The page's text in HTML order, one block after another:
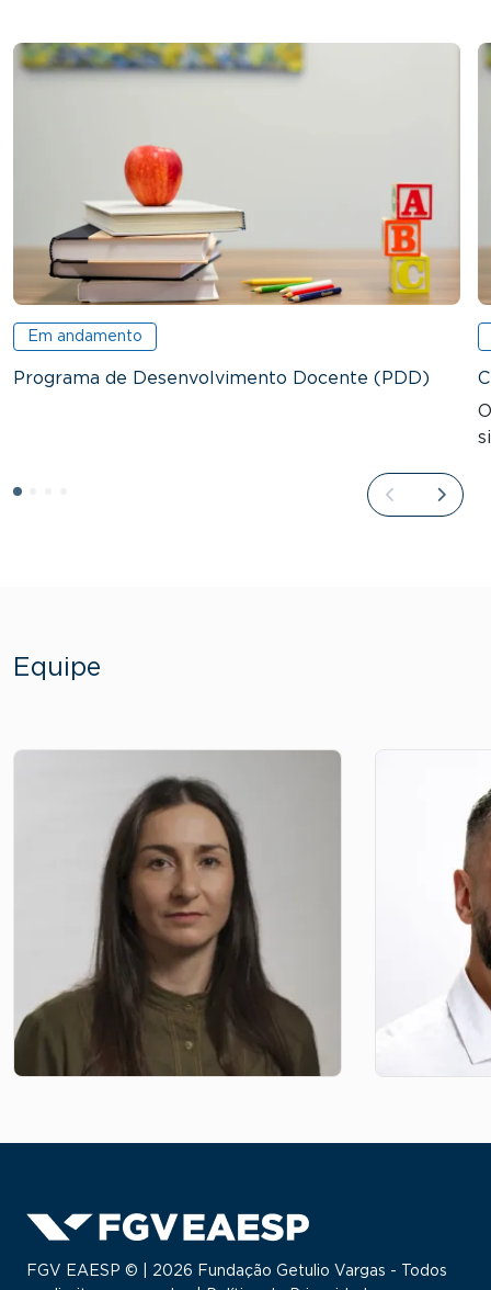
Em andamento
Programa de Desenvolvimento Docente (PDD)
Equipe
FGV EAESP © | 2026 Fundação Getulio Vargas - Todos